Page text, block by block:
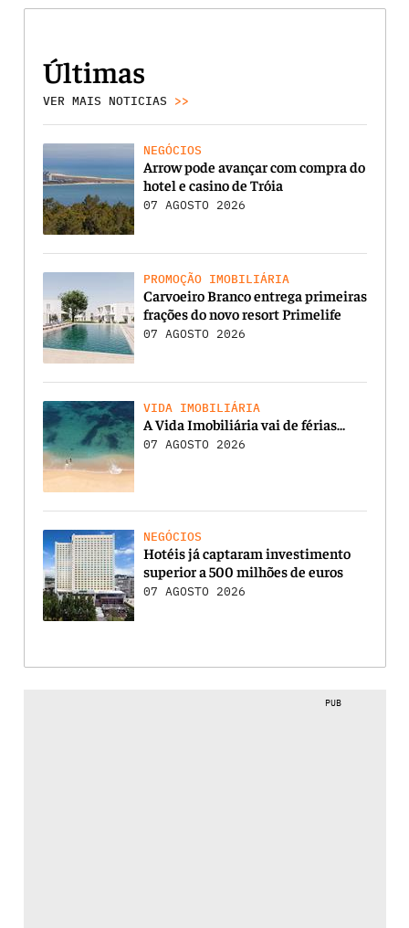
Últimas
VER MAIS NOTICIAS >>
NEGÓCIOS
Arrow pode avançar com compra do
hotel e casino de Tróia
07 AGOSTO 2026
PROMOÇÃO IMOBILIÁRIA
Carvoeiro Branco entrega primeiras
frações do novo resort Primelife
07 AGOSTO 2026
VIDA IMOBILIÁRIA
A Vida Imobiliária vai de férias…
07 AGOSTO 2026
NEGÓCIOS
Hotéis já captaram investimento
superior a 500 milhões de euros
07 AGOSTO 2026
PUB